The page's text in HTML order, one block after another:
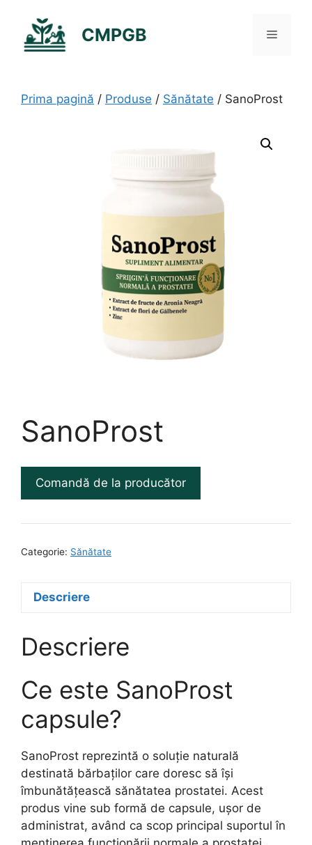
conținut
CMPGB Meniu
Prima pagină / Produse / Sănătate / SanoProst
SanoProst
Comandă de la producător
Categorie: Sănătate
Descriere
Descriere
Ce este SanoProst
capsule?
SanoProst reprezintă o soluție naturală
destinată bărbaților care doresc să își
îmbunătățească sănătatea prostatei. Acest
produs vine sub formă de capsule, ușor de
administrat, având ca scop principal suportul în